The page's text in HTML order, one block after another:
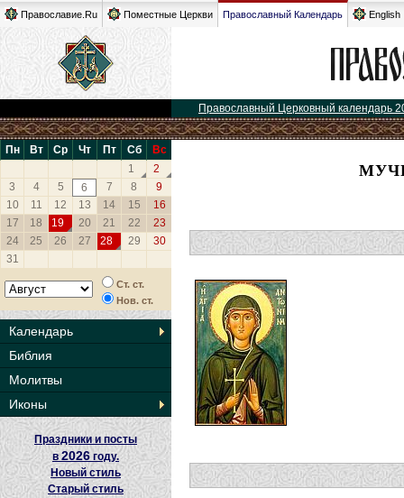
Православие.Ru Поместные Церкви Православный Календарь English
Православный Церковный календарь
Пн Вт Ср Чт Пт Сб
Вс
1
2
3
4 5 6 7 8
9
10
11 12 13 14 15
16
17
18 19 20 21 22
23
24
25 26 27 28 29
30
31
Ст. ст.
Нов. ст.
Календарь
Библия
Молитвы
Иконы
Праздники и посты
в2026 году.
Новый стиль
Старый стиль